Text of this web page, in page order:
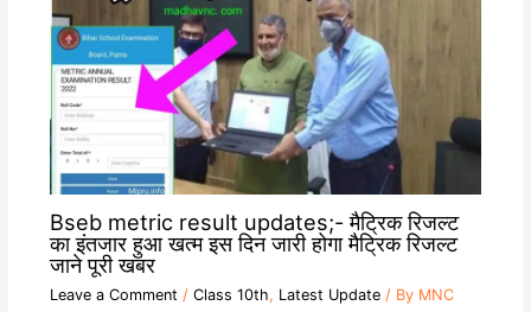
Bseb metric result updates;- मैट्रिक रिजल्ट
का इंतजार हुआ खत्म इस दिन जारी होगा मैट्रिक रिजल्ट
जाने पूरी खबर
Leave a Comment / Class 10th, Latest Update/ By MNC